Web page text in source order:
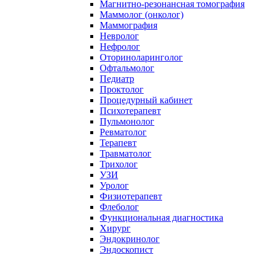
Магнитно-резонансная томография
Маммолог (онколог)
Маммография
Невролог
Нефролог
Оториноларинголог
Офтальмолог
Педиатр
Проктолог
Процедурный кабинет
Психотерапевт
Пульмонолог
Ревматолог
Терапевт
Травматолог
Трихолог
УЗИ
Уролог
Физиотерапевт
Флеболог
Функциональная диагностика
Хирург
Эндокринолог
Эндоскопист